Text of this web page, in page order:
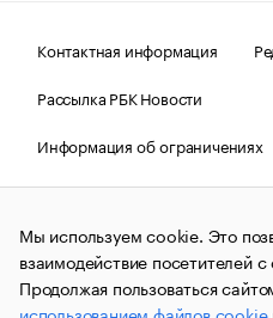
Контактная информация
Рассылка РБК Новости
Информация об ограничениях
Правовая информация
О
© АО
и материалы информационного
(зарегистрировано
связи, информационных
Мы используем cookie. Это
взаимодействие посетителей
Продолжая пользоваться